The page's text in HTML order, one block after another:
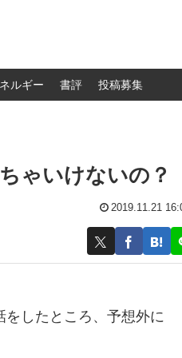
ルギー 書評 投稿募集
ゃいけないの？
2019.11.21
をしたところ、予想外に